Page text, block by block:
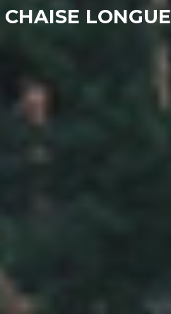
CHAISE LONGUE